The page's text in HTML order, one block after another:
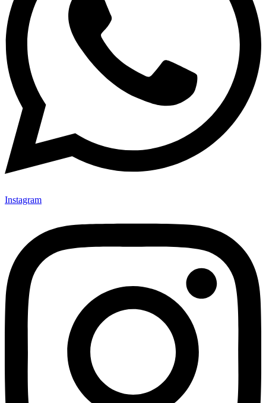
Instagram